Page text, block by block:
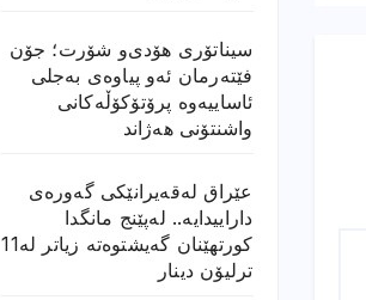
سیناتۆری هۆدی‌و شۆرت؛ جۆن
فێتەرمان ئەو پیاوەی بەجلی
ئاساییەوە پرۆتۆکۆڵەکانی
واشنتۆنی هەژاند
عێراق له‌قه‌یرانێكى گه‌وره‌ى
داراییدایه‌.. له‌پێنج مانگدا
كورتهێنان گه‌یشتوه‌ته‌ زیاتر له‌11
ترلیۆن دینار